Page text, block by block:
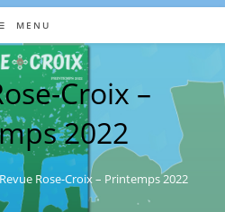
MENU
Croix –
2022
Revue Rose-Croix – Printemps 2022